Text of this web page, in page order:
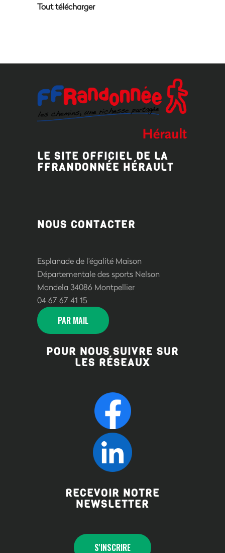
Tout télécharger
LE SITE OFFICIEL DE LA
FFRANDONNÉE HÉRAULT
NOUS CONTACTER
Esplanade de l'égalité Maison
Départementale des sports Nelson
Mandela 34086 Montpellier
04 67 67 41 15
PAR MAIL
POUR NOUS SUIVRE SUR
LES RÉSEAUX
RECEVOIR NOTRE
NEWSLETTER
S'INSCRIRE